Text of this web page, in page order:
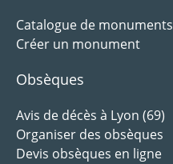
Catalogue de monuments
Créer un monument
Obsèques
Avis de décès à Lyon (69)
Organiser des obsèques
Devis obsèques en ligne